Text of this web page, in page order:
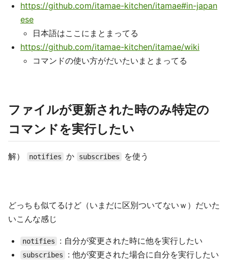
https://github.com/itamae-kitchen/itamae#in-japan
ese
日本語はここにまとまってる
https://github.com/itamae-kitchen/itamae/wiki
コマンドの使い方がだいたいまとまってる
ファイルが更新された時のみ特定の
コマンドを実行したい
解） notifies か subscribes を使う
どっちも似てるけど（いまだに区別ついてないｗ）だいた
いこんな感じ
notifies : 自分が変更された時に他を実行したい
subscribes : 他が変更された場合に自分を実行したい